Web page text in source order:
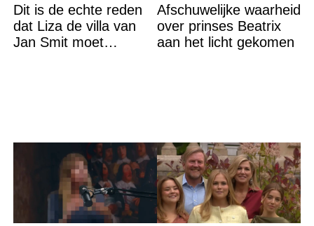
Dit is de echte reden
dat Liza de villa van
Jan Smit moet
Afschuwelijke waarheid
over prinses Beatrix
aan het licht gekomen